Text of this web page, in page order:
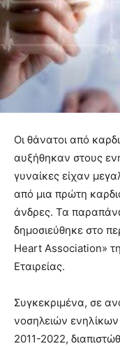
Οι θάνατοι από
αυξήθηκαν στους
γυναίκες είχαν
από μια πρώτη
άνδρες. Τα
δημοσιεύθηκε στο
Heart Association»
Εταιρείας.
Συγκεκριμένα, σε
νοσηλειών
2011-2022,